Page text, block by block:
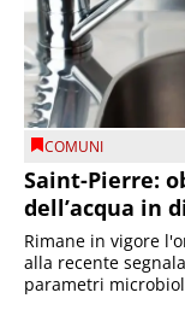
COMUNI
Saint-Pierre:
dell’acqua in
Rimane in vigore
alla recente
parametri